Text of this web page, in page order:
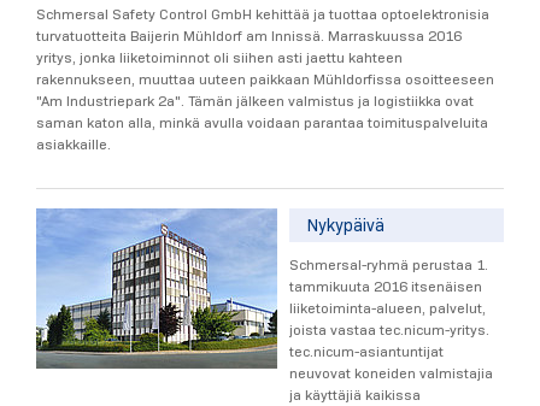
Schmersal Safety Control GmbH kehittää ja tuottaa optoelektronisia
turvatuotteita Baijerin Mühldorf am Innissä. Marraskuussa 2016
yritys, jonka liiketoiminnot oli siihen asti jaettu kahteen
rakennukseen, muuttaa uuteen paikkaan Mühldorfissa osoitteeseen
"Am Industriepark 2a". Tämän jälkeen valmistus ja logistiikka ovat
saman katon alla, minkä avulla voidaan parantaa toimituspalveluita
asiakkaille.
Nykypäivä
Schmersal-ryhmä perustaa 1.
tammikuuta 2016 itsenäisen
liiketoiminta-alueen, palvelut,
joista vastaa tec.nicum-yritys.
tec.nicum-asiantuntijat
neuvovat koneiden valmistajia
ja käyttäjiä kaikissa